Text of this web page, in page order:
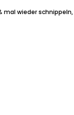
mal wieder